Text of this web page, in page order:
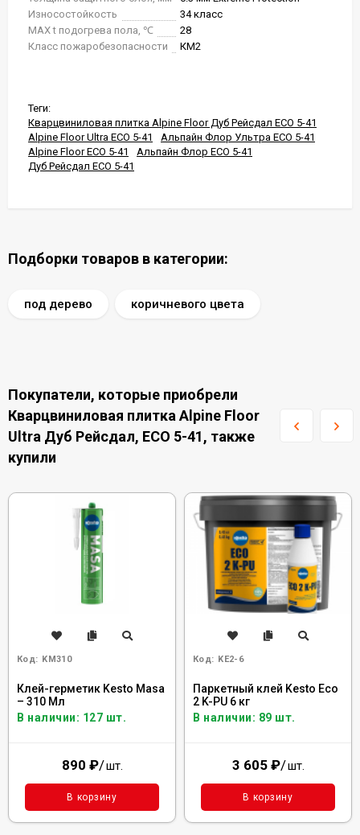
Износостойкость
34 класс
MAX t подогрева пола, ℃
28
Класс пожаробезопасности
КМ2
Теги:
Кварцвиниловая плитка Alpine Floor Дуб Рейсдал ЕСО 5-41
Alpine Floor Ultra ЕСО 5-41
Альпайн Флор Ультра ЕСО 5-41
Alpine Floor ЕСО 5-41
Альпайн Флор ЕСО 5-41
Дуб Рейсдал ЕСО 5-41
Подборки товаров в категории:
под дерево коричневого цвета
Покупатели, которые приобрели
Кварцвиниловая плитка Alpine Floor
Ultra Дуб Рейсдал, ЕСО 5-41, также
купили
Код: KM310
Клей-герметик Kesto Masa
– 310 Мл
В наличии: 127 шт.
890 ₽/шт.
В корзину
Код: KE2-6
Паркетный клей Kesto Eco
2 K-PU 6 кг
В наличии: 89 шт.
3 605 ₽/шт.
В корзину